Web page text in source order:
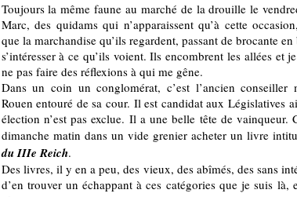
Toujours la même faune au marché de la drouille le
Marc, des quidams qui n’apparaissent qu’à cette
que la marchandise qu’ils regardent, passant de brocante
s’intéresser à ce qu’ils voient. Ils encombrent les allées et
ne pas faire des réflexions à qui me gêne.
Dans un coin un conglomérat, c’est l’ancien conseiller
Rouen entouré de sa cour. Il est candidat aux Législatives
élection n’est pas exclue. Il a une belle tête de vainqueur.
dimanche matin dans un vide grenier acheter un livre
du IIIe Reich.
Des livres, il y en a peu, des vieux, des abîmés, des sans
d’en trouver un échappant à ces catégories que je suis là,